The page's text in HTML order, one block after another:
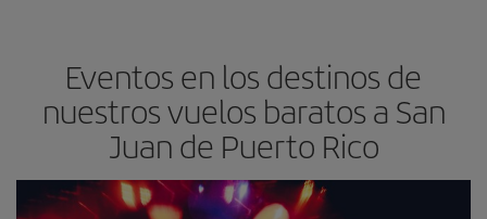
Eventos en los destinos de
nuestros vuelos baratos a San
Juan de Puerto Rico